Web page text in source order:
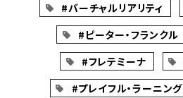
#バーチャルリアリティ
#ピーター・フランクル
#フレテミーナ
#プレイフル・ラーニング